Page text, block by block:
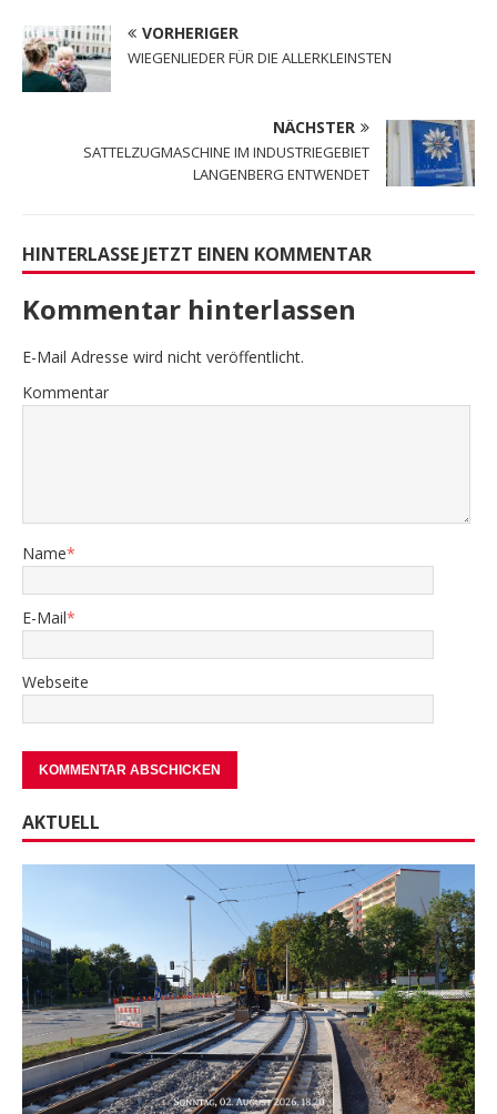
VORHERIGER
WIEGENLIEDER FÜR DIE ALLERKLEINSTEN
NÄCHSTER
SATTELZUGMASCHINE IM INDUSTRIEGEBIET
LANGENBERG ENTWENDET
HINTERLASSE JETZT EINEN KOMMENTAR
Kommentar hinterlassen
E-Mail Adresse wird nicht veröffentlicht.
Kommentar
Name*
E-Mail*
Webseite
AKTUELL